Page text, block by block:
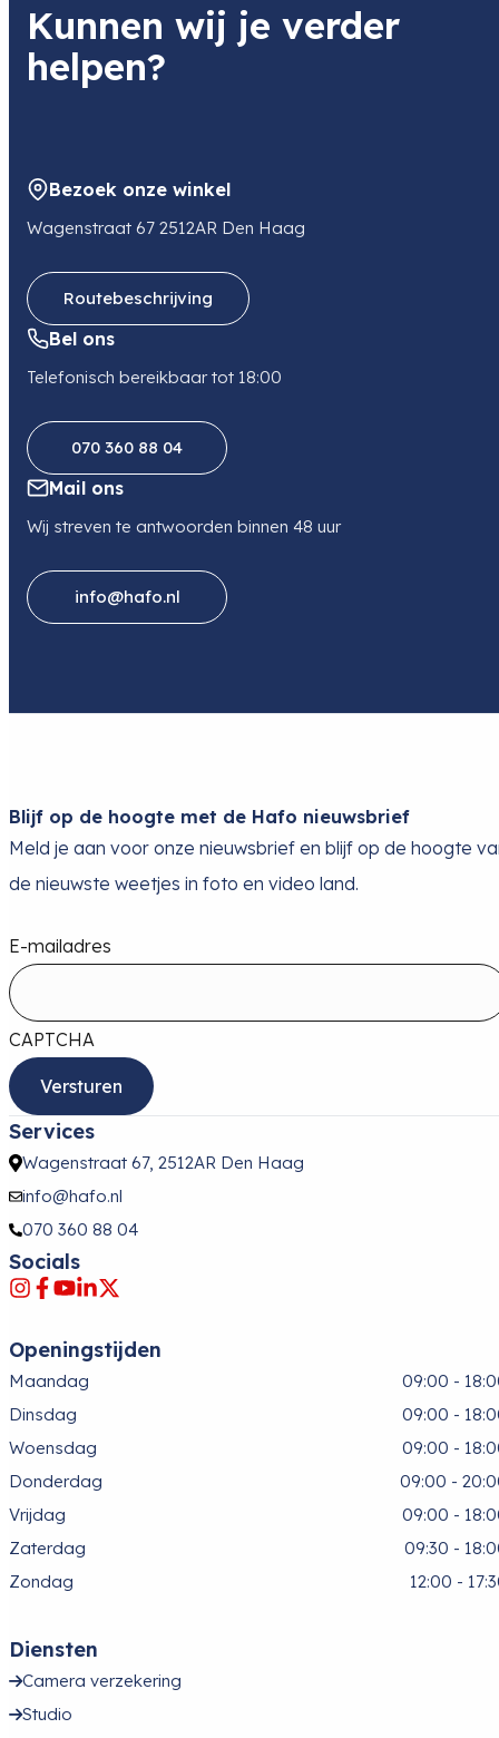
Kunnen wij je verder
helpen?
Bezoek onze winkel
Wagenstraat 67 2512AR Den Haag
Routebeschrijving
Bel ons
Telefonisch bereikbaar tot 18:00
070 360 88 04
Mail ons
Wij streven te antwoorden binnen 48 uur
info@hafo.nl
Blijf op de hoogte met de Hafo nieuwsbrief
Meld je aan voor onze nieuwsbrief en blijf op de hoogte
de nieuwste weetjes in foto en video land.
E-mailadres
CAPTCHA
Services
Wagenstraat 67, 2512AR Den Haag
info@hafo.nl
070 360 88 04
Socials
Openingstijden
Maandag
09:00 -
Dinsdag
09:00 -
Woensdag
09:00 -
Donderdag
09:00 -
Vrijdag
09:00 -
Zaterdag
09:30 -
Zondag
12:00 -
Diensten
Camera verzekering
Studio